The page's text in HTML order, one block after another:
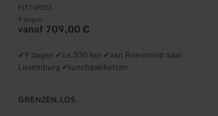
FIETSREIS
9 dagen
vanaf 709,00 €
✔9 dagen ✔ca.330 km ✔van Roermond naar
Luxemburg ✔lunchpakketten
GRENZEN.LOS